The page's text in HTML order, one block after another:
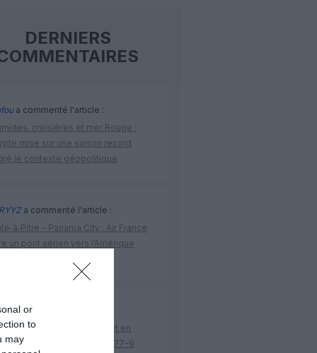
or
to
may
DERNIERS
a commenté l'article :
croisières et mer Rouge :
mise sur une saison record
le contexte géopolitique
a commenté l'article :
– Panama City : Air France
un pont aérien vers l’Amérique
a commenté l'article :
Emirates, Lufthansa remet en
la réception de Boeing 777-9